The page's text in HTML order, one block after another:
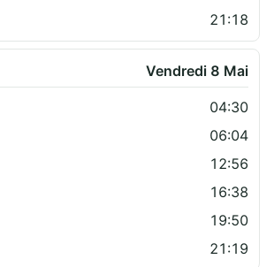
21:18
Vendredi 8 Mai
04:30
06:04
12:56
16:38
19:50
21:19